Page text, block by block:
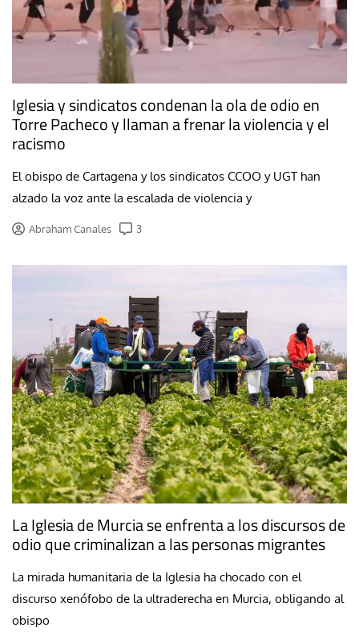
Iglesia y sindicatos condenan la ola de odio en
Torre Pacheco y llaman a frenar la violencia y el
racismo
El obispo de Cartagena y los sindicatos CCOO y UGT han
alzado la voz ante la escalada de violencia y
Abraham Canales 3
La Iglesia de Murcia se enfrenta a los discursos de
odio que criminalizan a las personas migrantes
La mirada humanitaria de la Iglesia ha chocado con el
discurso xenófobo de la ultraderecha en Murcia, obligando al
obispo